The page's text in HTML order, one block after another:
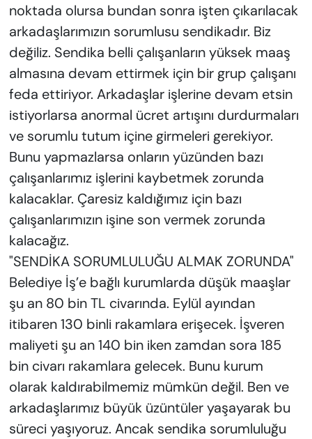
noktada olursa bundan sonra işten çıkarılacak
arkadaşlarımızın sorumlusu sendikadır. Biz
değiliz. Sendika belli çalışanların yüksek maaş
almasına devam ettirmek için bir grup çalışanı
feda ettiriyor. Arkadaşlar işlerine devam etsin
istiyorlarsa anormal ücret artışını durdurmaları
ve sorumlu tutum içine girmeleri gerekiyor.
Bunu yapmazlarsa onların yüzünden bazı
çalışanlarımız işlerini kaybetmek zorunda
kalacaklar. Çaresiz kaldığımız için bazı
çalışanlarımızın işine son vermek zorunda
kalacağız.
"SENDİKA SORUMLULUĞU ALMAK ZORUNDA"
Belediye İş’e bağlı kurumlarda düşük maaşlar
şu an 80 bin TL civarında. Eylül ayından
itibaren 130 binli rakamlara erişecek. İşveren
maliyeti şu an 140 bin iken zamdan sora 185
bin civarı rakamlara gelecek. Bunu kurum
olarak kaldırabilmemiz mümkün değil. Ben ve
arkadaşlarımız büyük üzüntüler yaşayarak bu
süreci yaşıyoruz. Ancak sendika sorumluluğu